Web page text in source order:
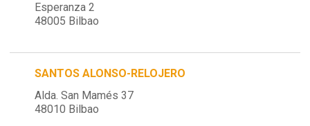
Esperanza 2
48005 Bilbao
SANTOS ALONSO-RELOJERO
Alda. San Mamés 37
48010 Bilbao